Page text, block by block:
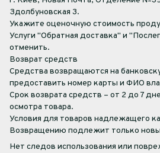
Здолбуновская 3.
Укажите оценочную стоимость
Услуги "Обратная доставка" и
отменить.
Возврат средств
Средства возвращаются на
предоставить номер карты и ФИО
Срок возврата средств – от 2 до 7
осмотра товара.
Условия для товаров надлежащего
Возвращению подлежит только
Нет следов использования или